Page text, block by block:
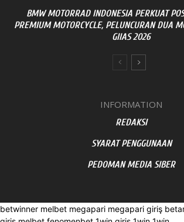
BMW MOTORRAD INDONESIA PERKUAT
PREMIUM MOTORCYCLE, PELUNCURAN DUA
GIIAS 2026
INFORMATION
REDAKSI
SYARAT PENGGUNAAN
PEDOMAN MEDIA SIBER
betwinner melbet megapari megapari giriş